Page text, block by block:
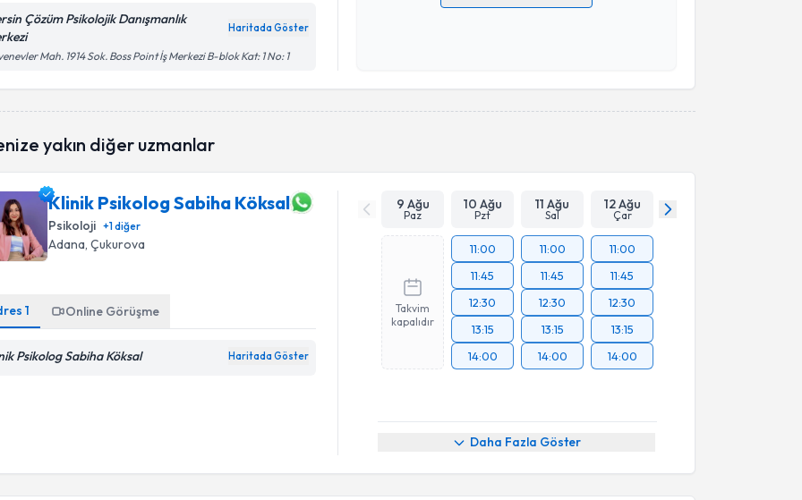
Çözüm Psikolojik Danışmanlık
Haritada Göster
Mah. 1914 Sok. Boss Point İş Merkezi B-blok Kat: 1 No: 1
Kişisel verilerimin işlenmesine ilişkinAydınlatma Metni
yakın diğer uzmanlar
Klinik Psikolog Sabiha Köksal
Psikoloji +1diğer
Adana, Çukurova
1 Online Görüşme
Psikolog Sabiha Köksal Haritada Göster
9 Ağu
Paz
10 Ağu
Pzt
11 Ağu
Sal
12 Ağu
Çar
Takvim
kapalıdır
11:00
11:45
12:30
13:15
14:00
11:00
11:45
12:30
13:15
14:00
11:00
11:45
12:30
13:15
14:00
Daha Fazla Göster